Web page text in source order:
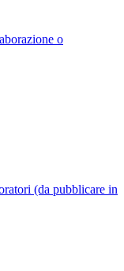
o
(da pubblicare in